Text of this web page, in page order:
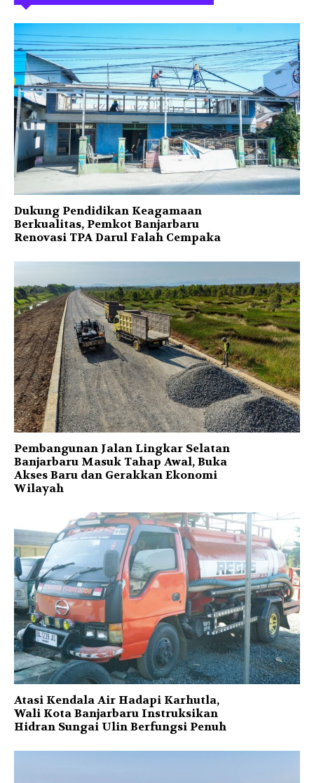
Dukung Pendidikan Keagamaan
Berkualitas, Pemkot Banjarbaru
Renovasi TPA Darul Falah Cempaka
Pembangunan Jalan Lingkar Selatan
Banjarbaru Masuk Tahap Awal, Buka
Akses Baru dan Gerakkan Ekonomi
Wilayah
Atasi Kendala Air Hadapi Karhutla,
Wali Kota Banjarbaru Instruksikan
Hidran Sungai Ulin Berfungsi Penuh